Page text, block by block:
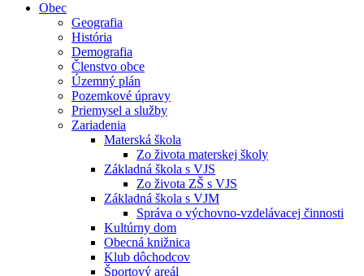
Obec
Geografia
História
Demografia
Členstvo obce
Územný plán
Pozemkové úpravy
Priemysel a služby
Zariadenia
Materská škola
Zo života materskej školy
Základná škola s VJS
Zo života ZŠ s VJS
Základná škola s VJM
Správa o výchovno-vzdelávacej činnosti
Kultúrny dom
Obecná knižnica
Klub dôchodcov
Športový areál